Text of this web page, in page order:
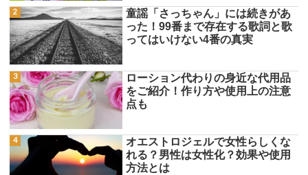
童謡「さっちゃん」には続きがあ
った！99番まで存在する歌詞と歌
ってはいけない4番の真実
ローション代わりの身近な代用品
をご紹介！作り方や使用上の注意
点も
オエストロジェルで女性らしくな
れる？男性は女性化？効果や使用
方法とは